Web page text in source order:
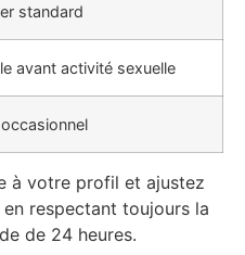
standard
avant activité sexuelle
à votre profil et ajustez
respectant toujours la
de 24 heures.